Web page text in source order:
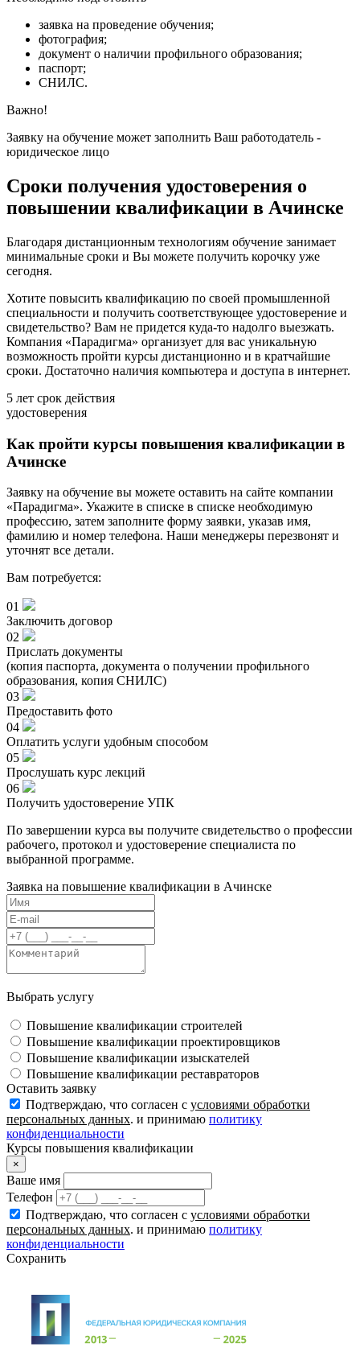
заявка на проведение обучения;
фотография;
документ о наличии профильного образования;
паспорт;
СНИЛС.
Важно!
Заявку на обучение может заполнить Ваш работодатель -
юридическое лицо
Сроки получения удостоверения о
повышении квалификации в Ачинске
Благодаря дистанционным технологиям обучение занимает
минимальные сроки и Вы можете получить корочку уже
сегодня.
Хотите повысить квалификацию по своей промышленной
специальности и получить соответствующее удостоверение и
свидетельство? Вам не придется куда-то надолго выезжать.
Компания «Парадигма» организует для вас уникальную
возможность пройти курсы дистанционно и в кратчайшие
сроки. Достаточно наличия компьютера и доступа в интернет.
5 лет срок действия
удостоверения
Как пройти курсы повышения квалификации в
Ачинске
Заявку на обучение вы можете оставить на сайте компании
«Парадигма». Укажите в списке в списке необходимую
профессию, затем заполните форму заявки, указав имя,
фамилию и номер телефона. Наши менеджеры перезвонят и
уточнят все детали.
Вам потребуется:
01
Заключить договор
02
Прислать документы
(копия паспорта, документа о получении профильного
образования, копия СНИЛС)
03
Предоставить фото
04
Оплатить услуги удобным способом
05
Прослушать курс лекций
06
Получить удостоверение УПК
По завершении курса вы получите свидетельство о профессии
рабочего, протокол и удостоверение специалиста по
выбранной программе.
Заявка на повышение квалификации в Ачинске
Выбрать услугу
Повышение квалификации строителей
Повышение квалификации проектировщиков
Повышение квалификации изыскателей
Повышение квалификации реставраторов
Оставить заявку
Подтверждаю, что согласен с условиями обработки
персональных данных. и принимаю политику
конфиденциальности
Курсы повышения квалификации
×
Ваше имя
Телефон
Подтверждаю, что согласен с условиями обработки
персональных данных. и принимаю политику
конфиденциальности
Сохранить